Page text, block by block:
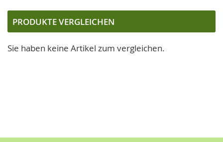
gerade
die
PRODUKTE VERGLEICHEN
Sie haben keine Artikel zum vergleichen.